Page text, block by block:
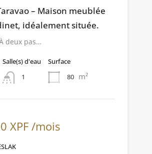
– Maison meublée
idéalement située.
deux pas…
Salle(s) d'eau
1
Surface
80 m²
XPF /mois